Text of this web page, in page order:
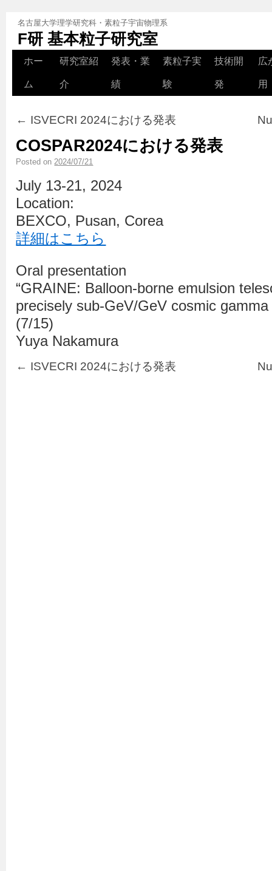
名古屋大学理学研究科・素粒子宇宙物理系
F研 基本粒子研究室
ホー
ム
研究室紹
介
発表・業
績
素粒子実
験
技術開
発
広
用
← ISVECRI 2024における発表
COSPAR2024における発表
Posted on 2024/07/21
July 13-21, 2024
Location:
BEXCO, Pusan, Corea
詳細はこちら
Oral presentation
“GRAINE: Balloon-borne emulsion
precisely sub-GeV/GeV cosmic gamma
(7/15)
Yuya Nakamura
← ISVECRI 2024における発表